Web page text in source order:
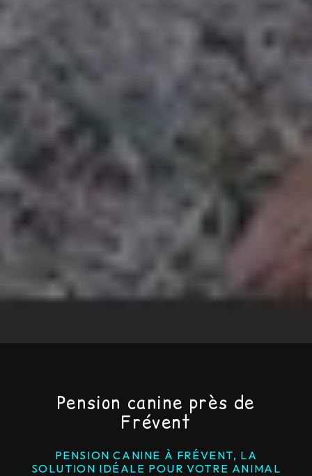
Pension canine près de
Frévent
PENSION CANINE À FRÉVENT, LA
SOLUTION IDÉALE POUR VOTRE ANIMAL